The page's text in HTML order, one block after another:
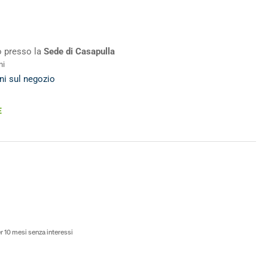
presso la Sede di Casapulla
sul negozio
10 mesi senza interessi